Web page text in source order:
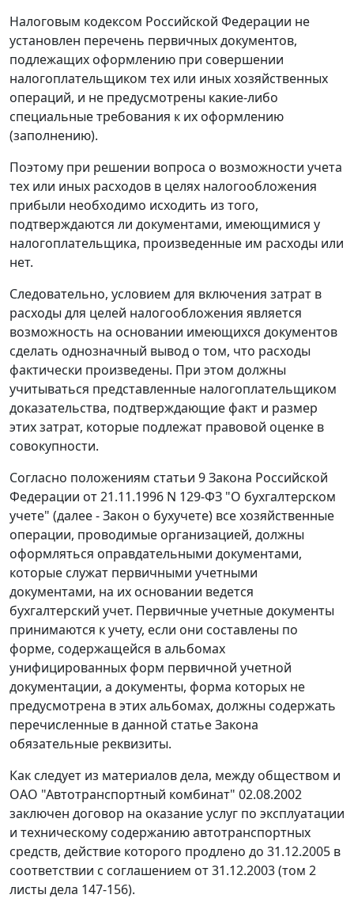
Налоговым кодексом Российской Федерации не
установлен перечень первичных документов,
подлежащих оформлению при совершении
налогоплательщиком тех или иных хозяйственных
операций, и не предусмотрены какие-либо
специальные требования к их оформлению
(заполнению).
Поэтому при решении вопроса о возможности учета
тех или иных расходов в целях налогообложения
прибыли необходимо исходить из того,
подтверждаются ли документами, имеющимися у
налогоплательщика, произведенные им расходы или
нет.
Следовательно, условием для включения затрат в
расходы для целей налогообложения является
возможность на основании имеющихся документов
сделать однозначный вывод о том, что расходы
фактически произведены. При этом должны
учитываться представленные налогоплательщиком
доказательства, подтверждающие факт и размер
этих затрат, которые подлежат правовой оценке в
совокупности.
Согласно положениям статьи 9Закона Российской
Федерации от 21.11.1996 N 129-ФЗ "О бухгалтерском
учете" (далее -Закон о бухучете) все хозяйственные
операции, проводимые организацией, должны
оформляться оправдательными документами,
которые служат первичными учетными
документами, на их основании ведется
бухгалтерский учет. Первичные учетные документы
принимаются к учету, если они составлены по
форме, содержащейся в альбомах
унифицированных форм первичной учетной
документации, а документы, форма которых не
предусмотрена в этих альбомах, должны содержать
перечисленные в данной статье Закона
обязательные реквизиты.
Как следует из материалов дела, между обществом и
ОАО "Автотранспортный комбинат" 02.08.2002
заключен договор на оказание услуг по эксплуатации
и техническому содержанию автотранспортных
средств, действие которого продлено до 31.12.2005 в
соответствии с соглашением от 31.12.2003 (том 2
листы дела 147-156).